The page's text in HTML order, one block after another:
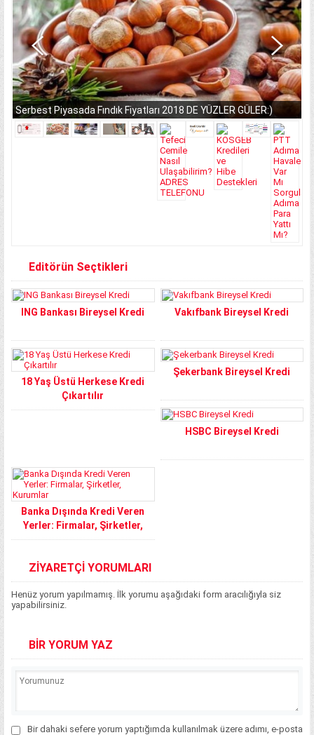
Serbest Piyasada Fındık Fiyatları 2018 DE YÜZLER GÜLER:)
Editörün Seçtikleri
ING Bankası Bireysel Kredi Vakıfbank Bireysel Kredi
18 Yaş Üstü Herkese Kredi
Çıkartılır
Şekerbank Bireysel Kredi
HSBC Bireysel Kredi
Banka Dışında Kredi Veren
Yerler: Firmalar, Şirketler,
Kurumlar
ZİYARETÇİ YORUMLARI
Henüz yorum yapılmamış. İlk yorumu aşağıdaki form aracılığıyla siz
yapabilirsiniz.
BİR YORUM YAZ
Bir dahaki sefere yorum yaptığımda kullanılmak üzere adımı, e-posta